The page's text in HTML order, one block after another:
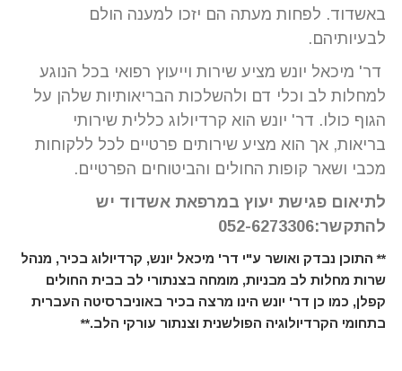
באשדוד. לפחות מעתה הם יזכו למענה הולם
לבעיותיהם.
דר' מיכאל יונש מציע שירות וייעוץ רפואי בכל הנוגע
למחלות לב וכלי דם ולהשלכות הבריאותיות שלהן על
הגוף כולו. דר' יונש הוא קרדיולוג כללית שירותי
בריאות, אך הוא מציע שירותים פרטיים לכל ללקוחות
מכבי ושאר קופות החולים והביטוחים הפרטיים.
לתיאום פגישת יעוץ במרפאת אשדוד יש
להתקשר:052-6273306
** התוכן נבדק ואושר ע"י דר' מיכאל יונש, קרדיולוג בכיר, מנהל
שרות מחלות לב מבניות, מומחה בצנתורי לב בבית החולים
קפלן, כמו כן דר' יונש הינו מרצה בכיר באוניברסיטה העברית
בתחומי הקרדיולוגיה הפולשנית וצנתור עורקי הלב.**